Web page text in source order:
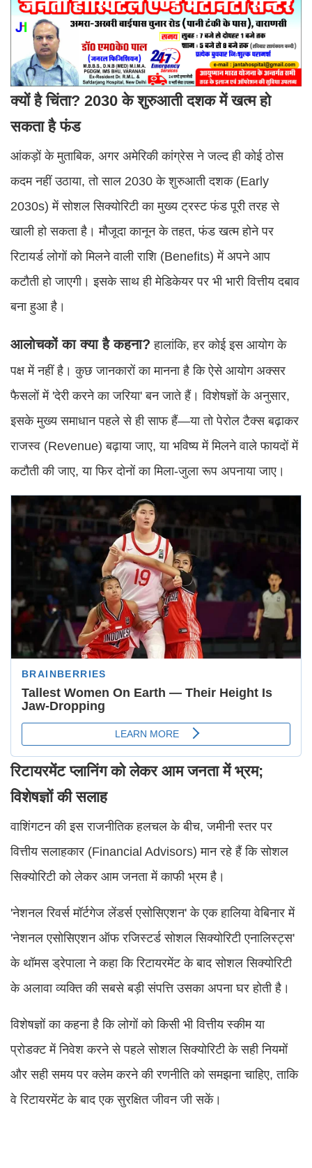
क्यों है चिंता? 2030 के शुरुआती दशक में खत्म हो
सकता है फंड
आंकड़ों के मुताबिक, अगर अमेरिकी कांग्रेस ने जल्द ही कोई ठोस
कदम नहीं उठाया, तो साल 2030 के शुरुआती दशक (Early
2030s) में सोशल सिक्योरिटी का मुख्य ट्रस्ट फंड पूरी तरह से
खाली हो सकता है। मौजूदा कानून के तहत, फंड खत्म होने पर
रिटायर्ड लोगों को मिलने वाली राशि (Benefits) में अपने आप
कटौती हो जाएगी। इसके साथ ही मेडिकेयर पर भी भारी वित्तीय दबाव
बना हुआ है।
आलोचकों का क्या है कहना? हालांकि, हर कोई इस आयोग के
पक्ष में नहीं है। कुछ जानकारों का मानना है कि ऐसे आयोग अक्सर
फैसलों में 'देरी करने का जरिया' बन जाते हैं। विशेषज्ञों के अनुसार,
इसके मुख्य समाधान पहले से ही साफ हैं—या तो पेरोल टैक्स बढ़ाकर
राजस्व (Revenue) बढ़ाया जाए, या भविष्य में मिलने वाले फायदों में
कटौती की जाए, या फिर दोनों का मिला-जुला रूप अपनाया जाए।
रिटायरमेंट प्लानिंग को लेकर आम जनता में भ्रम;
विशेषज्ञों की सलाह
वाशिंगटन की इस राजनीतिक हलचल के बीच, जमीनी स्तर पर
वित्तीय सलाहकार (Financial Advisors) मान रहे हैं कि सोशल
सिक्योरिटी को लेकर आम जनता में काफी भ्रम है।
'नेशनल रिवर्स मॉर्टगेज लेंडर्स एसोसिएशन' के एक हालिया वेबिनार में
'नेशनल एसोसिएशन ऑफ रजिस्टर्ड सोशल सिक्योरिटी एनालिस्ट्स'
के थॉमस ड्रेपाला ने कहा कि रिटायरमेंट के बाद सोशल सिक्योरिटी
के अलावा व्यक्ति की सबसे बड़ी संपत्ति उसका अपना घर होती है।
विशेषज्ञों का कहना है कि लोगों को किसी भी वित्तीय स्कीम या
प्रोडक्ट में निवेश करने से पहले सोशल सिक्योरिटी के सही नियमों
और सही समय पर क्लेम करने की रणनीति को समझना चाहिए, ताकि
वे रिटायरमेंट के बाद एक सुरक्षित जीवन जी सकें।